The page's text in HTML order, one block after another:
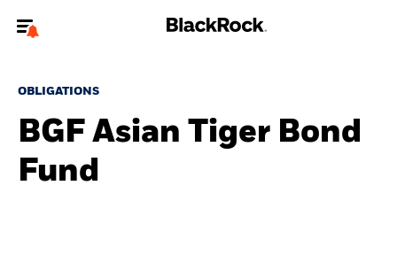
financiers.
jourvotre type d'utilisateur
A propos de BlackRock
OBLIGATIONS
BGF Asian Tiger Bond
Fund